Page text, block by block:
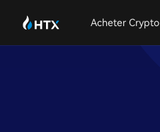
Acheter Crypto